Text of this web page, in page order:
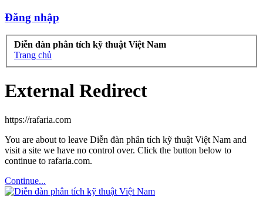
Đăng nhập
Diễn đàn phân tích kỹ thuật Việt Nam
Trang chủ
External Redirect
https://rafaria.com
You are about to leave Diễn đàn phân tích kỹ thuật Việt Nam and
visit a site we have no control over. Click the button below to
continue to rafaria.com.
Continue...